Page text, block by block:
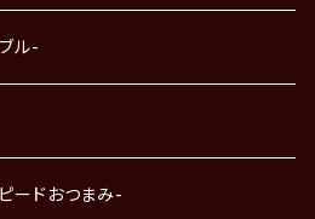
ル-
ードおつまみ-